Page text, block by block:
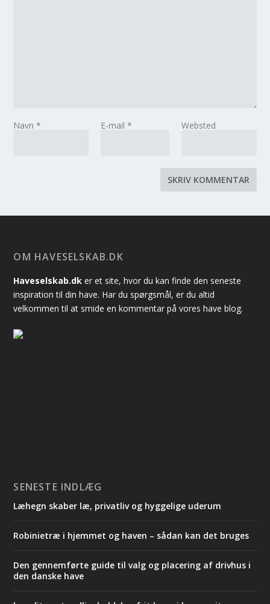
Navn* E-mail * Websted
OM HAVESELSKAB.DK
Haveselskab.dk er et site, hvor du kan finde den seneste
inspiration til din have. Har du spørgsmål, er du altid
velkommen til at smide en kommentar på vores have blog.
SENESTE INDLÆG
Læhegn skaber læ, privatliv og hyggelige uderum
Robinietræ i hjemmet og haven – sådan kan det bruges
Den gennemførte guide til valg og placering af drivhus i
den danske have